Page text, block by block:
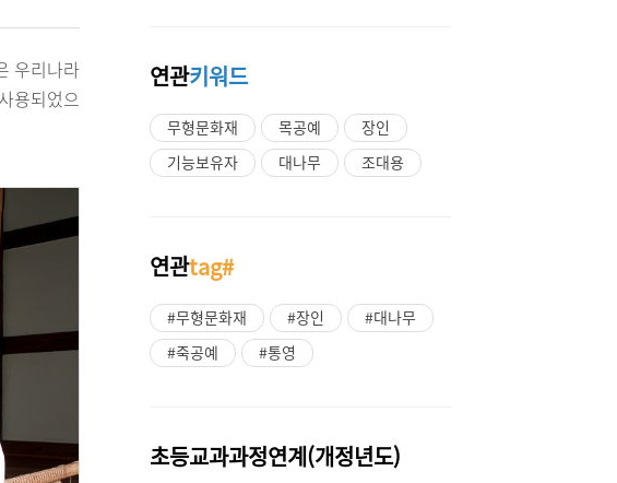
우리나라
용되었으
연관키워드
무형문화재 목공예
장인
기능보유자
대나무 조대용
연관tag#
#무형문화재 #장인
#대나무
#죽공예
#통영
초등교과과정연계(개정년도)